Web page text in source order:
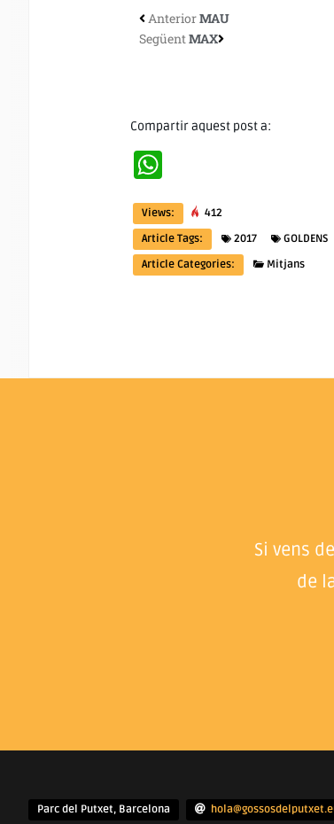
AnteriorMAU
SegüentMAX
Compartir aquest post a:
Views:
412
Article Tags:
2017 GOLDENS
Article Categories:
Mitjans
Si vens
de
Parc del Putxet, Barcelona